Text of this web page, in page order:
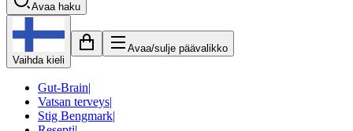
Avaa haku
Vaihda kieli
Avaa/sulje päävalikko
Gut-Brain|
Vatsan terveys|
Stig Bengmark|